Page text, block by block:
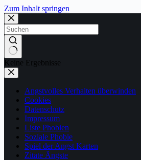
Zum Inhalt springen
Keine Ergebnisse
Angstvolles Verhalten überwinden
Cookies
Datenschutz
Impressum
Liste Phobien
Soziale Phobie
Spiel der Angst Karten
Zitate Ängste